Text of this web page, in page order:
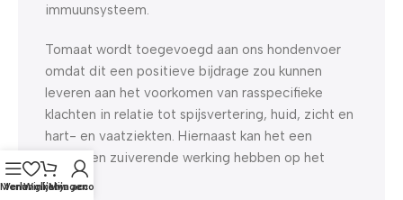
immuunsysteem.
Tomaat wordt toegevoegd aan ons hondenvoer
omdat dit een positieve bijdrage zou kunnen
leveren aan het voorkomen van rasspecifieke
klachten in relatie tot spijsvertering, huid, zicht en
hart- en vaatziekten. Hiernaast kan het een
algemeen zuiverende werking hebben op het
lichaam.
Menu
Verlanglijst
Winkelwagen
Mijn account